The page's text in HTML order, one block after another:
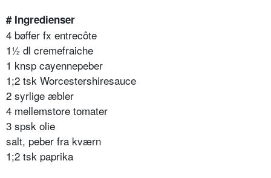
# Ingredienser
4 bøffer fx entrecôte
1½ dl cremefraiche
1 knsp cayennepeber
1;2 tsk Worcestershiresauce
2 syrlige æbler
4 mellemstore tomater
3 spsk olie
salt, peber fra kværn
1;2 tsk paprika